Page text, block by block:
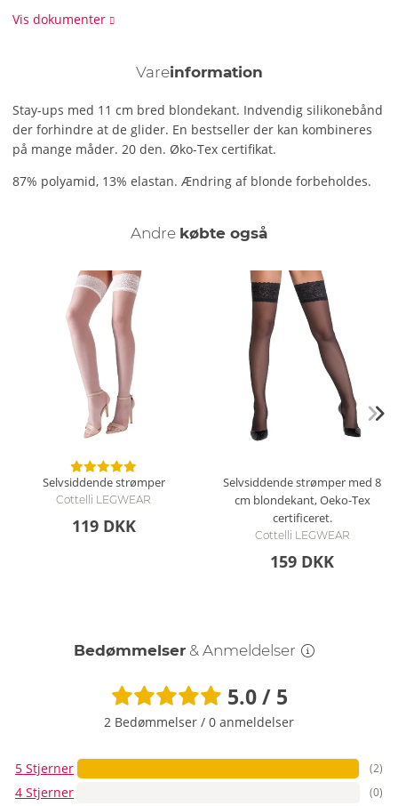
Vis dokumenter
Vareinformation
Stay-ups med 11 cm bred blondekant. Indvendig silikonebånd
der forhindre at de glider. En bestseller der kan kombineres
på mange måder. 20 den. Øko-Tex certifikat.
87% polyamid, 13% elastan. Ændring af blonde forbeholdes.
Andre købte også
Selvsiddende strømper
Cottelli LEGWEAR
119 DKK
Selvsiddende strømper med 8
cm blondekant, Oeko-Tex
certificeret.
Cottelli LEGWEAR
159 DKK
Bedømmelser & Anmeldelser
5.0 / 5
2 Bedømmelser / 0 anmeldelser
5 Stjerner (2)
4 Stjerner (0)